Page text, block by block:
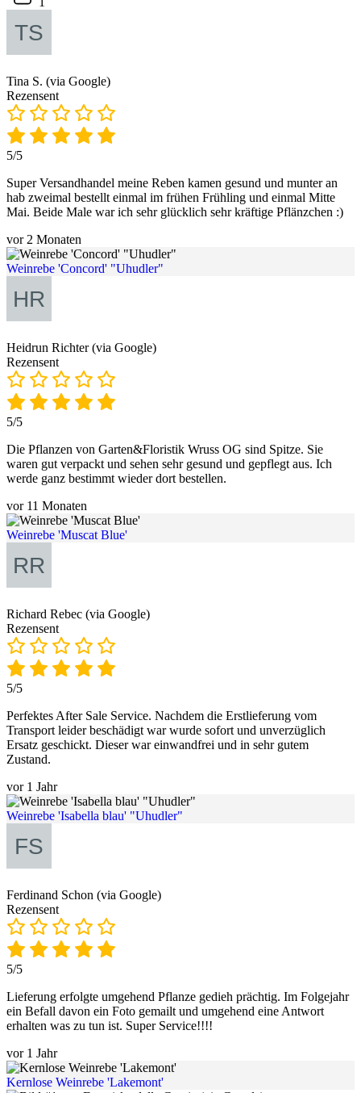
Tina S. (via Google)
Rezensent
5/5
Super Versandhandel meine Reben kamen gesund und munter an
hab zweimal bestellt einmal im frühen Frühling und einmal Mitte
Mai. Beide Male war ich sehr glücklich sehr kräftige Pflänzchen :)
vor 2 Monaten
Weinrebe 'Concord' "Uhudler"
Heidrun Richter (via Google)
Rezensent
5/5
Die Pflanzen von Garten&Floristik Wruss OG sind Spitze. Sie
waren gut verpackt und sehen sehr gesund und gepflegt aus. Ich
werde ganz bestimmt wieder dort bestellen.
vor 11 Monaten
Weinrebe 'Muscat Blue'
Richard Rebec (via Google)
Rezensent
5/5
Perfektes After Sale Service. Nachdem die Erstlieferung vom
Transport leider beschädigt war wurde sofort und unverzüglich
Ersatz geschickt. Dieser war einwandfrei und in sehr gutem
Zustand.
vor 1 Jahr
Weinrebe 'Isabella blau' "Uhudler"
Ferdinand Schon (via Google)
Rezensent
5/5
Lieferung erfolgte umgehend Pflanze gedieh prächtig. Im Folgejahr
ein Befall davon ein Foto gemailt und umgehend eine Antwort
erhalten was zu tun ist. Super Service!!!!
vor 1 Jahr
Kernlose Weinrebe 'Lakemont'